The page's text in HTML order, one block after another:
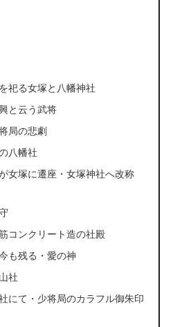
祀る女塚と八幡神社
と云う武将
局の悲劇
八幡社
女塚に遷座・女塚神社へ改称
コンクリート造の社殿
も残る・愛の神
社
にて・少将局のカラフル御朱印